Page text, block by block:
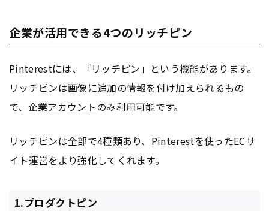
企業が活用できる4つのリッチピン
Pinterestには、「リッチピン」という機能があります。
リッチピンは画像に追加の情報を付け加えられるもの
で、企業アカウントのみ利用可能です。
リッチピンは全部で4種類あり、Pinterestを使ったECサ
イト運営をより強化してくれます。
1.プロダクトピン